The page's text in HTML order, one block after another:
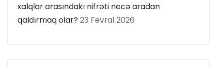
xalqlar arasındakı nifrəti necə aradan
qaldırmaq olar? 23 Fevral 2026